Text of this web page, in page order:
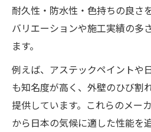
耐久性・防水性・色持ちの良さ
バリエーションや施工実績の多
ます。
例えば、アステックペイントや
も知名度が高く、外壁のひび割
提供しています。これらのメー
から日本の気候に適した性能を